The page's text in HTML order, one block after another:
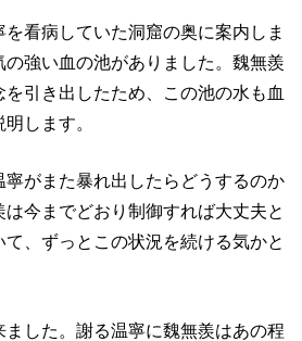
看病していた洞窟の奥に案内しま
強い血の池がありました。魏無羨
を引き出したため、この池の水も血
します。
がまた暴れ出したらどうするのか
今までどおり制御すれば大丈夫と
、ずっとこの状況を続ける気かと
した。謝る温寧に魏無羨はあの程